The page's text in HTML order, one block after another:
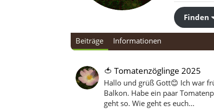
Finden
Beiträge Informationen
🍅 Tomatenzöglinge 2025
Hallo und grüß Gott😊 Ich war
Balkon. Habe ein paar
geht so. Wie geht es euch...